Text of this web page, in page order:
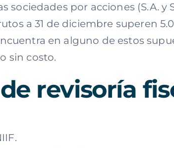
por acciones (S.A. y
a 31 de diciembre superen
en alguno de estos
sin costo.
revisoría